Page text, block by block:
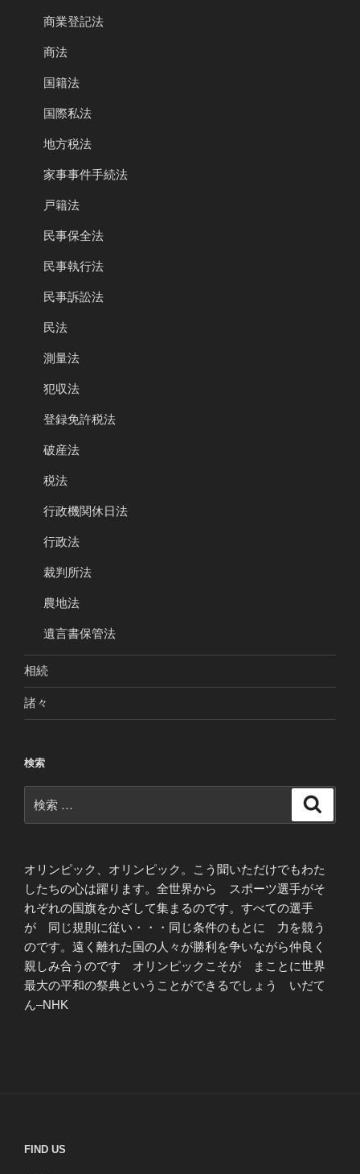
商業登記法
商法
国籍法
国際私法
地方税法
家事事件手続法
戸籍法
民事保全法
民事執行法
民事訴訟法
民法
測量法
犯収法
登録免許税法
破産法
税法
行政機関休日法
行政法
裁判所法
農地法
遺言書保管法
相続
諸々
検索
索:
オリンピック、オリンピック。こう聞いただけでもわた
したちの心は躍ります。全世界から スポーツ選手がそ
れぞれの国旗をかざして集まるのです。すべての選手
が 同じ規則に従い・・・同じ条件のもとに 力を競う
のです。遠く離れた国の人々が勝利を争いながら仲良く
親しみ合うのです オリンピックこそが まことに世界
最大の平和の祭典ということができるでしょう いだて
ん–NHK
FIND US